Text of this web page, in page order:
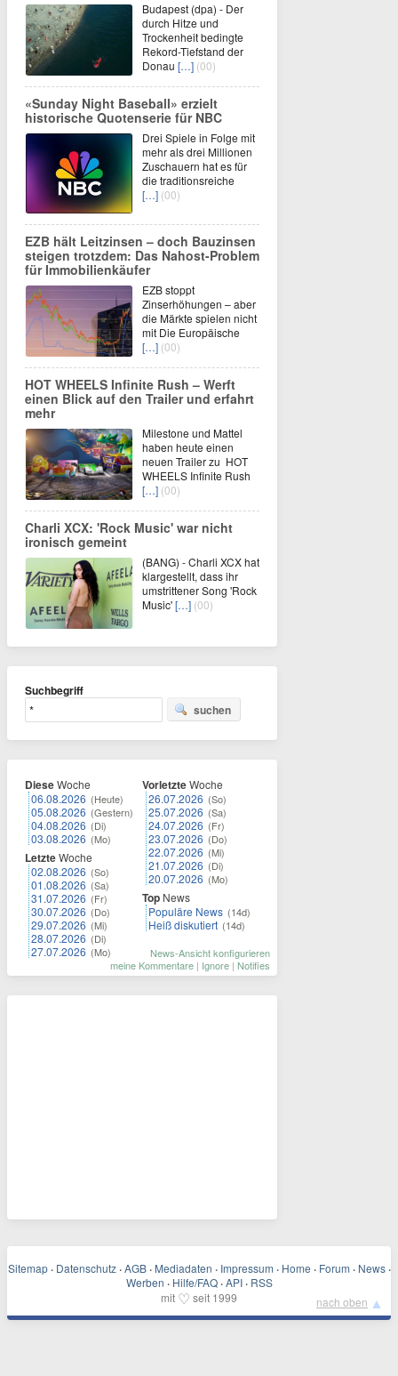
Budapest (dpa) - Der
durch Hitze und
Trockenheit bedingte
Rekord-Tiefstand der
Donau […] (00)
«Sunday Night Baseball» erzielt
historische Quotenserie für NBC
Drei Spiele in Folge mit
mehr als drei Millionen
Zuschauern hat es für
die traditionsreiche
[…] (00)
EZB hält Leitzinsen – doch Bauzinsen
steigen trotzdem: Das Nahost-Problem
für Immobilienkäufer
EZB stoppt
Zinserhöhungen – aber
die Märkte spielen nicht
mit Die Europäische
[…] (00)
HOT WHEELS Infinite Rush – Werft
einen Blick auf den Trailer und erfahrt
mehr
Milestone und Mattel
haben heute einen
neuen Trailer zu HOT
WHEELS Infinite Rush
[…] (00)
Charli XCX: 'Rock Music' war nicht
ironisch gemeint
(BANG) - Charli XCX hat
klargestellt, dass ihr
umstrittener Song 'Rock
Music'[…] (00)
Suchbegriff
suchen
DieseWoche
06.08.2026 (Heute)
05.08.2026 (Gestern)
04.08.2026 (Di)
03.08.2026 (Mo)
LetzteWoche
02.08.2026 (So)
01.08.2026 (Sa)
31.07.2026 (Fr)
30.07.2026 (Do)
29.07.2026 (Mi)
28.07.2026 (Di)
27.07.2026 (Mo)
VorletzteWoche
26.07.2026 (So)
25.07.2026 (Sa)
24.07.2026 (Fr)
23.07.2026 (Do)
22.07.2026 (Mi)
21.07.2026 (Di)
20.07.2026 (Mo)
Top News
Populäre News (14d)
Heiß diskutiert (14d)
News-Ansicht konfigurieren
meine Kommentare | Ignore | Notifies
Sitemap · Datenschutz · AGB · Mediadaten · Impressum · Home · Forum · News ·
Werben · Hilfe/FAQ · API · RSS
mit ♡ seit 1999 nach oben ▲